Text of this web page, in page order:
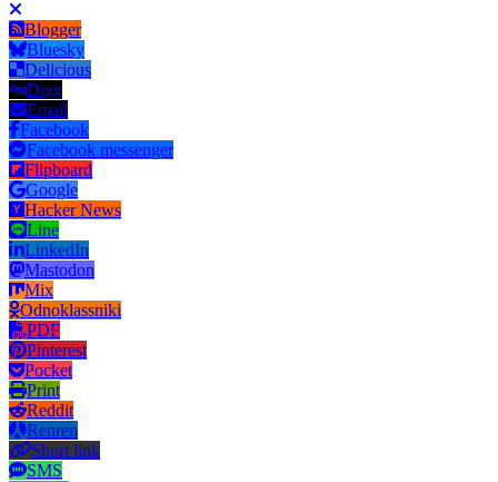
Blogger
Bluesky
Delicious
Digg
Email
Facebook
Facebook messenger
Flipboard
Google
Hacker News
Line
LinkedIn
Mastodon
Mix
Odnoklassniki
PDF
Pinterest
Pocket
Print
Reddit
Renren
Short link
SMS